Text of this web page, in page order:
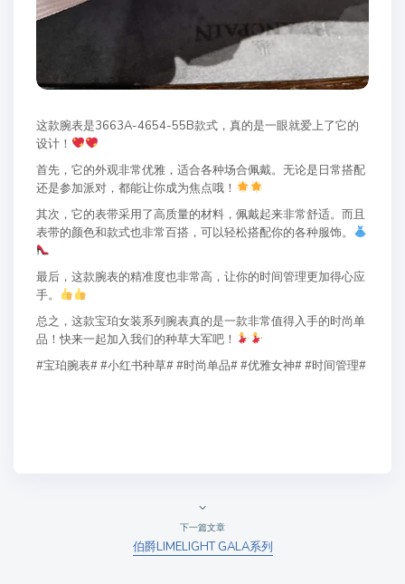
这款腕表是3663A-4654-55B款式，真的是一眼就爱上了它的
设计！
首先，它的外观非常优雅，适合各种场合佩戴。无论是日常搭配
还是参加派对，都能让你成为焦点哦！
其次，它的表带采用了高质量的材料，佩戴起来非常舒适。而且
表带的颜色和款式也非常百搭，可以轻松搭配你的各种服饰。
最后，这款腕表的精准度也非常高，让你的时间管理更加得心应
手。
总之，这款宝珀女装系列腕表真的是一款非常值得入手的时尚单
品！快来一起加入我们的种草大军吧！
#宝珀腕表# #小红书种草# #时尚单品# #优雅女神# #时间管理#
下一篇文章
伯爵LIMELIGHT GALA系列